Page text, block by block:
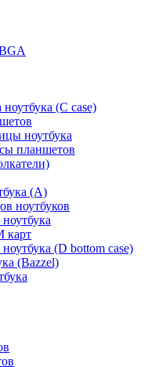
ноутбука (С case)
ноутбука
планшетов
(A)
ноутбуков
карт
(D bottom case)
(Bazzel)